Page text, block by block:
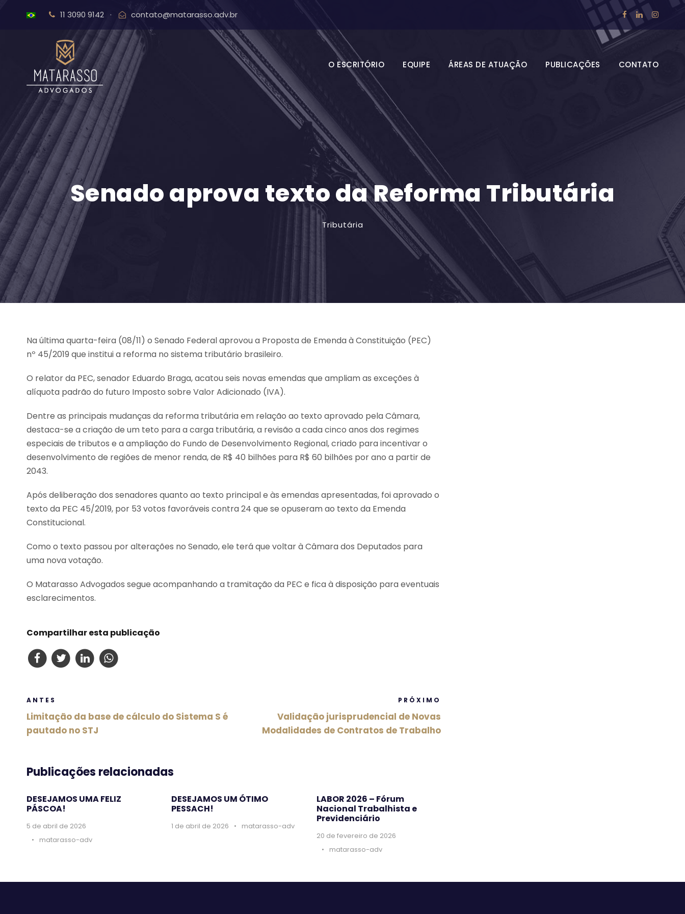
11 3090 9142 · contato@matarasso.adv.br
O ESCRITÓRIO EQUIPE ÁREAS DE ATUAÇÃO PUBLICAÇÕES CONTATO
Senado aprova texto da Reforma Tributária
Tributária
Na última quarta-feira (08/11) o Senado Federal aprovou a Proposta de Emenda à Constituição (PEC)
nº 45/2019 que institui a reforma no sistema tributário brasileiro.
O relator da PEC, senador Eduardo Braga, acatou seis novas emendas que ampliam as exceções à
alíquota padrão do futuro Imposto sobre Valor Adicionado (IVA).
Dentre as principais mudanças da reforma tributária em relação ao texto aprovado pela Câmara,
destaca-se a criação de um teto para a carga tributária, a revisão a cada cinco anos dos regimes
especiais de tributos e a ampliação do Fundo de Desenvolvimento Regional, criado para incentivar o
desenvolvimento de regiões de menor renda, de R$ 40 bilhões para R$ 60 bilhões por ano a partir de
2043.
Após deliberação dos senadores quanto ao texto principal e às emendas apresentadas, foi aprovado o
texto da PEC 45/2019, por 53 votos favoráveis contra 24 que se opuseram ao texto da Emenda
Constitucional.
Como o texto passou por alterações no Senado, ele terá que voltar à Câmara dos Deputados para
uma nova votação.
O Matarasso Advogados segue acompanhando a tramitação da PEC e fica à disposição para eventuais
esclarecimentos.
Compartilhar esta publicação
ANTES
Limitação da base de cálculo do Sistema S é
pautado no STJ
PRÓXIMO
Validação jurisprudencial de Novas
Modalidades de Contratos de Trabalho
Publicações relacionadas
DESEJAMOS UMA FELIZ
PÁSCOA!
5 de abril de 2026
•
matarasso-adv
DESEJAMOS UM ÓTIMO
PESSACH!
1 de abril de 2026 • matarasso-adv
LABOR 2026 – Fórum
Nacional Trabalhista e
Previdenciário
20 de fevereiro de 2026
•
matarasso-adv